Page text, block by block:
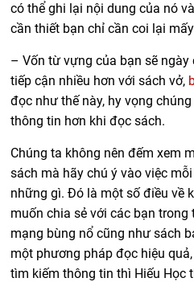
có thể ghi lại nội dung của nó
cần thiết bạn chỉ cần coi lại
– Vốn từ vựng của bạn sẽ
tiếp cận nhiều hơn với sách vở,
đọc như thế này, hy vọng
thông tin hơn khi đọc sách.
Chúng ta không nên đếm xem
sách mà hãy chú ý vào việc
những gì. Đó là một số điều về
muốn chia sẻ với các bạn
mạng bùng nổ cũng như sách
một phương pháp đọc hiệu
tìm kiếm thông tin thì Hiếu Học